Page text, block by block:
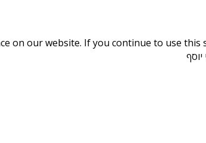
on our website. If you continue to use
יוסף